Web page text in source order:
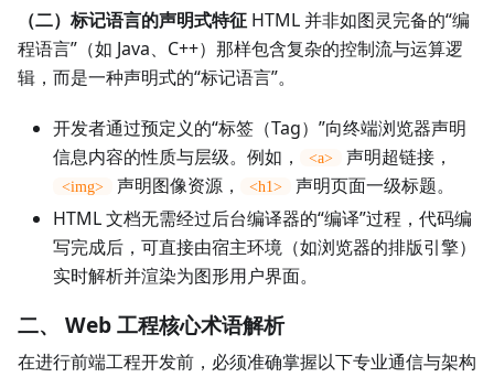
（二）标记语言的声明式特征 HTML 并非如图灵完备的“编
程语言”（如 Java、C++）那样包含复杂的控制流与运算逻
辑，而是一种声明式的“标记语言”。
开发者通过预定义的“标签（Tag）”向终端浏览器声明
信息内容的性质与层级。例如，
<a> 声明超链接，
<img> 声明图像资源， <h1>
声明页面一级标题。
HTML 文档无需经过后台编译器的“编译”过程，代码编
写完成后，可直接由宿主环境（如浏览器的排版引擎）
实时解析并渲染为图形用户界面。
二、 Web 工程核心术语解析
在进行前端工程开发前，必须准确掌握以下专业通信与架构